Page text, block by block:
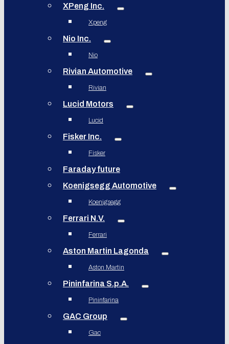
XPeng Inc.
Xpeng
Nio Inc.
Nio
Rivian Automotive
Rivian
Lucid Motors
Lucid
Fisker Inc.
Fisker
Faraday future
Koenigsegg Automotive
Koenigsegg
Ferrari N.V.
Ferrari
Aston Martin Lagonda
Aston Martin
Pininfarina S.p.A.
Pininfarina
GAC Group
Gac